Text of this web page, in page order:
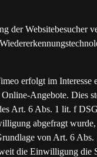
der Websitebesucher
erfolgt im Interesse
Angebote. Dies
Art. 6 Abs. 1 lit. f
abgefragt
von Art. 6
die Einwilligung die